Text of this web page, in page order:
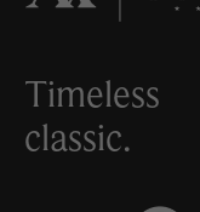
Timeless
classic.